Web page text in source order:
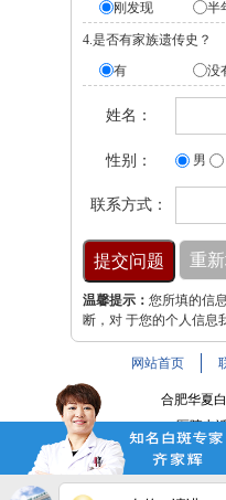
刚发现
半
4.是否有家族遗传史？
有
没
姓名：
性别： 男
联系方式：
温馨提示： 您所填的信
断，对 于您的个人信息
网站首页
合肥华夏
医院电
医院地址：合肥
注：本网站信息仅供参